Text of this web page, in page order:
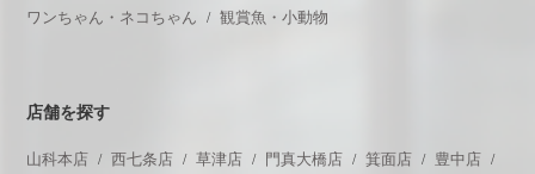
ワンちゃん・ネコちゃん 観賞魚・小動物
店舗を探す
山科本店 西七条店 草津店 門真大橋店 箕面店 豊中店